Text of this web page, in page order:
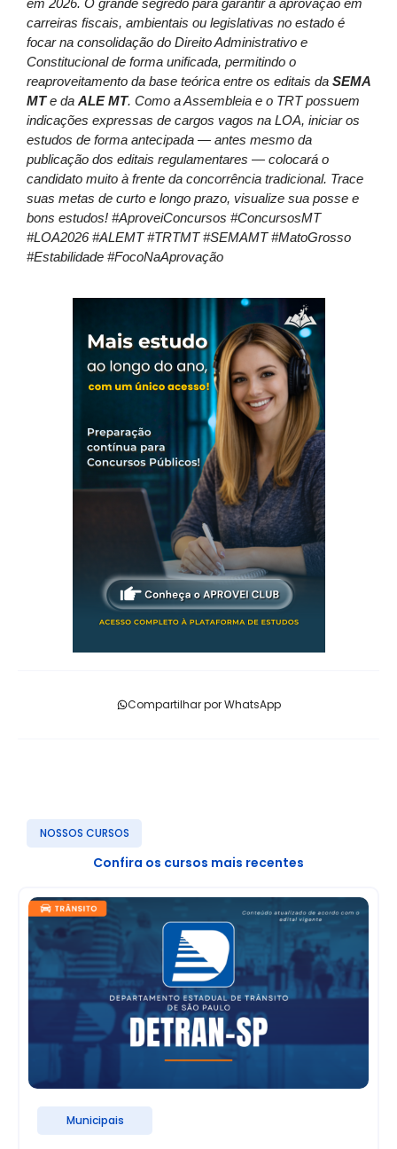
em 2026. O grande segredo para garantir a aprovação em
carreiras fiscais, ambientais ou legislativas no estado é
focar na consolidação do Direito Administrativo e
Constitucional de forma unificada, permitindo o
reaproveitamento da base teórica entre os editais da SEMA
MTe da ALE MT. Como a Assembleia e o TRT possuem
indicações expressas de cargos vagos na LOA, iniciar os
estudos de forma antecipada — antes mesmo da
publicação dos editais regulamentares — colocará o
candidato muito à frente da concorrência tradicional. Trace
suas metas de curto e longo prazo, visualize sua posse e
bons estudos! #AproveiConcursos #ConcursosMT
#LOA2026 #ALEMT #TRTMT #SEMAMT #MatoGrosso
#Estabilidade #FocoNaAprovação
Compartilhar por WhatsApp
NOSSOS CURSOS
Confira os cursos mais recentes
Municipais